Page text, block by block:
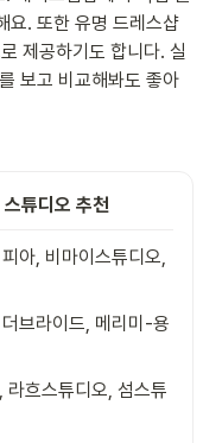
요. 또한 유명 드레스샵
제공하기도 합니다. 실
보고 비교해봐도 좋아
튜디오 추천
아, 비마이스튜디오,
브라이드, 메리미-용
라흐스튜디오, 섬스튜